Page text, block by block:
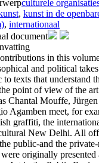
culturele
, kunst in de
, internationaal
document
in this
and political
to texts that understand
point of view of the
Chantal Mouffe,
Agamben meet, for
graffiti, the
New Delhi. All
public-and the
originally presented